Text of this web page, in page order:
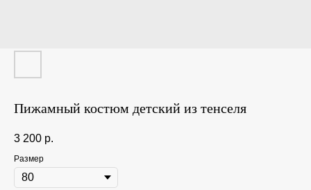
Пижамный костюм детский из тенселя
3 200 р.
Размер